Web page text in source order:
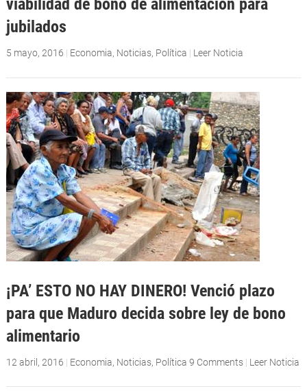
jubilados
5 mayo, 2016 | Economia, Noticias, Política | Leer Noticia
¡PA’ ESTO NO HAY DINERO! Venció plazo
para que Maduro decida sobre ley de bono
alimentario
12 abril, 2016 | Economia, Noticias, Política 9 Comments | Leer Noticia